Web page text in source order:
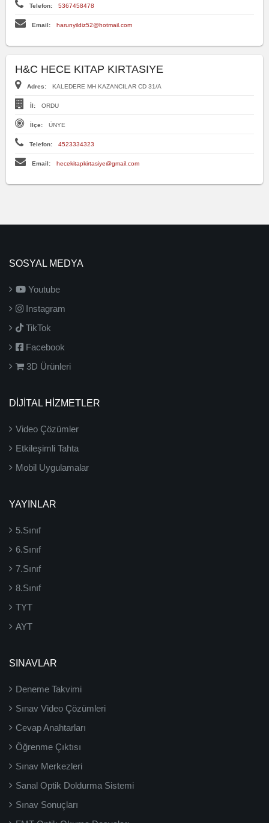
Telefon: 5367458478
Email: harunyildiz52@hotmail.com
H&C HECE KITAP KIRTASIYE
Adres: KALEDERE MH KAZANCILAR CD 31/A
İl: ORDU
İlçe: ÜNYE
Telefon: 4523334323
Email: hecekitapkirtasiye@gmail.com
SOSYAL MEDYA
Youtube
Instagram
TikTok
Facebook
3D Ürünleri
DİJİTAL HİZMETLER
Video Çözümler
Etkileşimli Tahta
Mobil Uygulamalar
YAYINLAR
5.Sınıf
6.Sınıf
7.Sınıf
8.Sınıf
TYT
AYT
SINAVLAR
Deneme Takvimi
Sınav Video Çözümleri
Cevap Anahtarları
Öğrenme Çıktısı
Sınav Merkezleri
Sanal Optik Doldurma Sistemi
Sınav Sonuçları